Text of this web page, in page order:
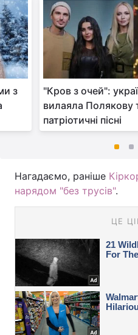
з
"Кров з очей":
вилаяла Полякову
патріотичні пісні
Нагадаємо, раніше
нарядом "без трусів".